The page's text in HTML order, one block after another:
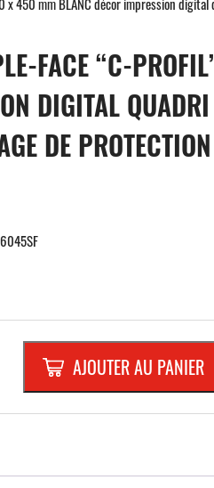
FACE “C-
DIGITAL
DE PROTECTION
AJOUTER AU PANIER